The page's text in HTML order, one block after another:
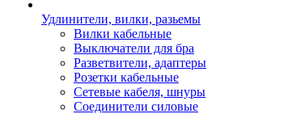
Удлинители, вилки, разьемы
Вилки кабельные
Выключатели для бра
Разветвители, адаптеры
Розетки кабельные
Сетевые кабеля, шнуры
Соединители силовые